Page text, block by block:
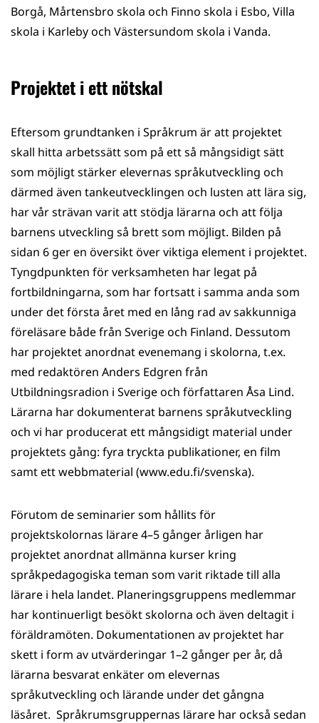
Borgå, Mårtensbro skola och Finno skola i Esbo, Villa
skola i Karleby och Västersundom skola i Vanda.
Projektet i ett nötskal
Eftersom grundtanken i Språkrum är att projektet
skall hitta arbetssätt som på ett så mångsidigt sätt
som möjligt stärker elevernas språkutveckling och
därmed även tankeutvecklingen och lusten att lära sig,
har vår strävan varit att stödja lärarna och att följa
barnens utveckling så brett som möjligt. Bilden på
sidan 6 ger en översikt över viktiga element i projektet.
Tyngdpunkten för verksamheten har legat på
fortbildningarna, som har fortsatt i samma anda som
under det första året med en lång rad av sakkunniga
föreläsare både från Sverige och Finland. Dessutom
har projektet anordnat evenemang i skolorna, t.ex.
med redaktören Anders Edgren från
Utbildningsradion i Sverige och författaren Åsa Lind.
Lärarna har dokumenterat barnens språkutveckling
och vi har producerat ett mångsidigt material under
projektets gång: fyra tryckta publikationer, en film
samt ett webbmaterial (www.edu.fi/svenska).
Förutom de seminarier som hållits för
projektskolornas lärare 4–5 gånger årligen har
projektet anordnat allmänna kurser kring
språkpedagogiska teman som varit riktade till alla
lärare i hela landet. Planeringsgruppens medlemmar
har kontinuerligt besökt skolorna och även deltagit i
föräldramöten. Dokumentationen av projektet har
skett i form av utvärderingar 1–2 gånger per år, då
lärarna besvarat enkäter om elevernas
språkutveckling och lärande under det gångna
läsåret. Språkrumsgruppernas lärare har också sedan